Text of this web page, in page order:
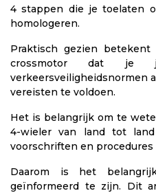
4 stappen die je toelaten
homologeren.
Praktisch gezien
crossmotor dat je
verkeersveiligheidsnormen
vereisten te voldoen.
Het is belangrijk om te
4-wieler van land tot
voorschriften en
Daarom is het
geïnformeerd te zijn. Dit